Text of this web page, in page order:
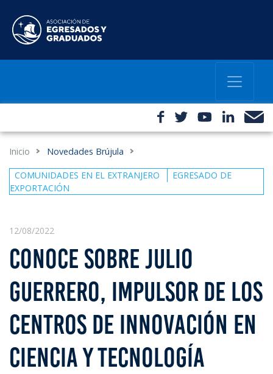
Inicio Novedades Brújula
COMUNIDADES EN EL EXTRANJERO
EGRESADO DE
EXPORTACIÓN
12/08/2022
CONOCE SOBRE JULIO
GUERRERO, IMPULSOR DE LOS
CENTROS DE INNOVACIÓN EN
CIENCIA Y TECNOLOGÍA